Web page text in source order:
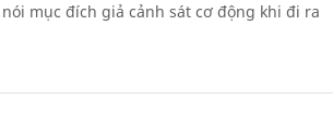
mục đích giả cảnh sát cơ động khi đi ra